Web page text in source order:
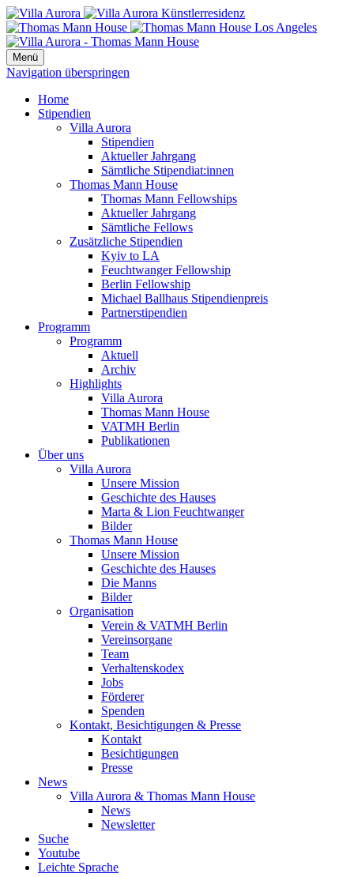
Menü
Navigation überspringen
Home
Stipendien
Villa Aurora
Stipendien
Aktueller Jahrgang
Sämtliche Stipendiat:innen
Thomas Mann House
Thomas Mann Fellowships
Aktueller Jahrgang
Sämtliche Fellows
Zusätzliche Stipendien
Kyiv to LA
Feuchtwanger Fellowship
Berlin Fellowship
Michael Ballhaus Stipendienpreis
Partnerstipendien
Programm
Programm
Aktuell
Archiv
Highlights
Villa Aurora
Thomas Mann House
VATMH Berlin
Publikationen
Über uns
Villa Aurora
Unsere Mission
Geschichte des Hauses
Marta & Lion Feuchtwanger
Bilder
Thomas Mann House
Unsere Mission
Geschichte des Hauses
Die Manns
Bilder
Organisation
Verein & VATMH Berlin
Vereinsorgane
Team
Verhaltenskodex
Jobs
Förderer
Spenden
Kontakt, Besichtigungen & Presse
Kontakt
Besichtigungen
Presse
News
Villa Aurora & Thomas Mann House
News
Newsletter
Suche
Youtube
Leichte Sprache